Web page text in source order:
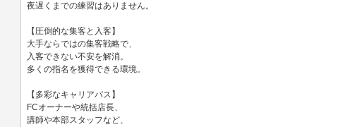
夜遅くまでの練習はありません。
【圧倒的な集客と入客】
大手ならではの集客戦略で、
入客できない不安を解消。
多くの指名を獲得できる環境。
【多彩なキャリアパス】
FCオーナーや統括店長、
講師や本部スタッフなど、